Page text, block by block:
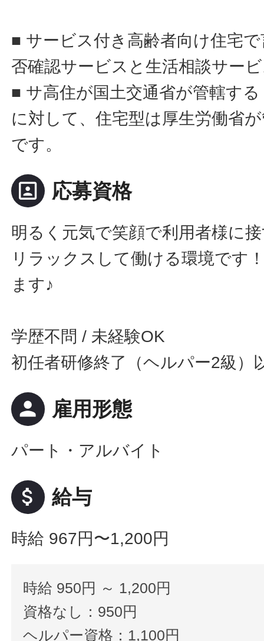
■ サービス付き高齢者向け住宅
否確認サービスと生活相談サー
■ サ高住が国土交通省が管轄す
に対して、住宅型は厚生労働省
です。
portrait 応募資格
明るく元気で笑顔で利用者様に
リラックスして働ける環境です
ます♪
学歴不問 / 未経験OK
初任者研修終了（ヘルパー2級）
person 雇用形態
パート・アルバイト
attach_money 給与
時給 967円〜1,200円
時給 950円 ～ 1,200円
資格なし：950円
ヘルパー資格：1,100円